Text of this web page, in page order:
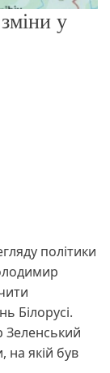
у
політики
Білорусі.
Зеленський
на якій був